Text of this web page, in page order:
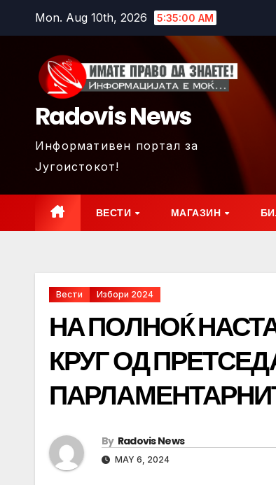
Mon. Aug 10th, 2026 5:35:01 AM
Radovis News
Информативен портал за
Југоистокот!
ВЕСТИ МАГАЗИН
Вести Избори 2024
НА ПОЛНОЌ
КРУГ ОД
By Radovis News
MAY 6, 2024